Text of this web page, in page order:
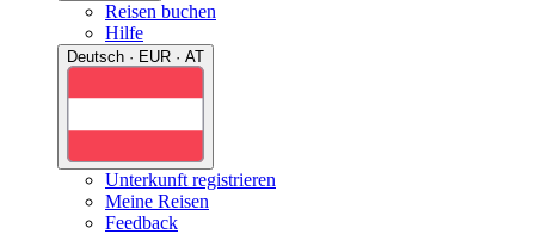
Reisen buchen
Hilfe
Deutsch · EUR · AT
Unterkunft registrieren
Meine Reisen
Feedback